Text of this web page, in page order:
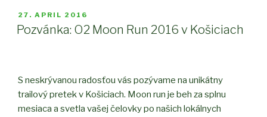
alebo
POSTED
ON
27. APRIL 2016
Pozvánka: O2 Moon Run 2016 v Košiciach
S neskrývanou radosťou vás pozývame na unikátny
trailový pretek v Košiciach. Moon run je beh za splnu
mesiaca a svetla vašej čelovky po našich lokálnych